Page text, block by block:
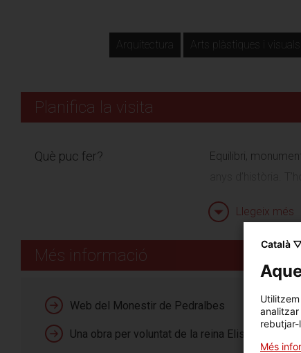
Arquitectura Arts plàstiques i visuals
Planifica la visita
Què puc fer?
Equilibri,
- Visites guiades
monestir
-Activitats per
- Vespres
- Exposicions
- Visites
Serveis
Llegeix més
Més informació
Web del Monestir de Pedralbes
Una obra per voluntat de la reina Elisenda
Català
Més